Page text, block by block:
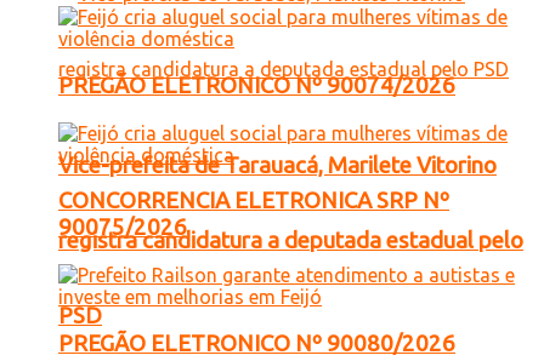
Vice-prefeita de Tarauacá, Marilete Vitorino
registra candidatura a deputada estadual pelo
PSD
PREGÃO ELETRONICO Nº 90074/2026
CONCORRENCIA ELETRONICA SRP Nº
90075/2026
PREGÃO ELETRONICO Nº 90080/2026